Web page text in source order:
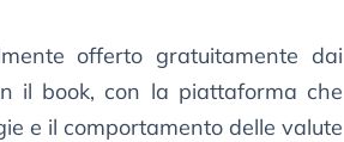
offerto gratuitamente dai
il book, con la piattaforma che
e il comportamento delle valute